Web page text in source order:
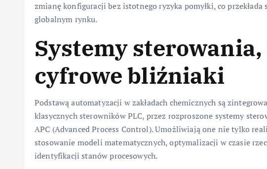
zmianę konfiguracji bez istotnego ryzyka pomyłki, co
globalnym rynku.
Systemy
cyfrowe bliźniaki
Podstawą automatyzacji w zakładach chemicznych są
klasycznych sterowników PLC, przez rozproszone systemy
APC (Advanced Process Control). Umożliwiają one nie tylko
stosowanie modeli matematycznych, optymalizacji w czasie
identyfikacji stanów procesowych.